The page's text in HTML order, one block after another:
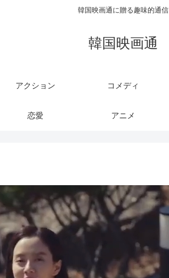
韓国映画通に贈る趣味的通信
韓国映画通
アクション コメディ
恋愛 アニメ